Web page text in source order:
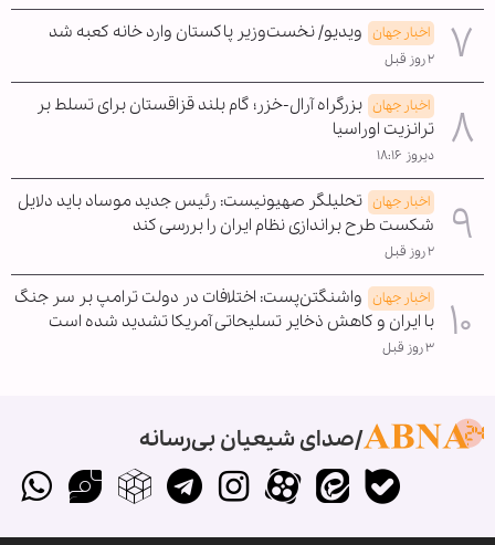
اخبار جهان ویدیو/ نخست‌وزیر پاکستان وارد خانه کعبه شد
۲ روز قبل
اخبار جهان بزرگراه آرال-خزر؛ گام بلند قزاقستان برای تسلط بر
ترانزیت اوراسیا
دیروز ۱۸:۱۶
اخبار جهان تحلیلگر صهیونیست: رئیس جدید موساد باید دلایل
شکست طرح براندازی نظام ایران را بررسی کند
۲ روز قبل
اخبار جهان واشنگتن‌پست: اختلافات در دولت ترامپ بر سر جنگ
با ایران و کاهش ذخایر تسلیحاتی آمریکا تشدید شده است
۳ روز قبل
صدای شیعیان بی‌رسانه